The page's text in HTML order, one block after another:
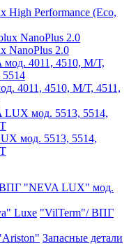
High Performance (Eco,
NanoPlus 2.0
4011, 4510, М/Т, 4511,
мод. 5513, 5514,
ВПГ "NEVA LUX" мод.
"VilTerm"/ ВПГ
Запасные детали